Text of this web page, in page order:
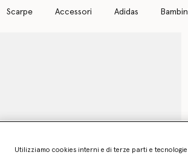
Scarpe Accessori Adidas
Utilizziamo cookies interni e di terze parti e